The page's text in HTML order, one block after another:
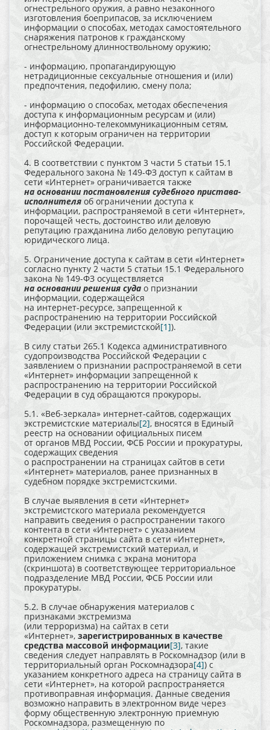
огнестрельного оружия, а равно незаконного
изготовления боеприпасов, за исключением
информации о способах, методах самостоятельного
снаряжения патронов к гражданскому
огнестрельному длинноствольному оружию;
- информацию, пропагандирующую
нетрадиционные сексуальные отношения и (или)
предпочтения, педофилию, смену пола;
- информацию о способах, методах обеспечения
доступа к информационным ресурсам и (или)
информационно-телекоммуникационным сетям,
доступ к которым ограничен на территории
Российской Федерации.
4. В соответствии с пунктом 3 части 5 статьи 15.1
Федерального закона № 149-ФЗ доступ к сайтам в
сети «Интернет» ограничивается также
на основании постановления судебного пристава-
исполнителя об ограничении доступа к
информации, распространяемой в сети «Интернет»,
порочащей честь, достоинство или деловую
репутацию гражданина либо деловую репутацию
юридического лица.
5. Ограничение доступа к сайтам в сети «Интернет»
согласно пункту 2 части 5 статьи 15.1 Федерального
закона № 149-ФЗ осуществляется
на основании решения суда о признании
информации, содержащейся
на интернет-ресурсе, запрещенной к
распространению на территории Российской
Федерации (или экстремистской[1]).
В силу статьи 265.1 Кодекса административного
судопроизводства Российской Федерации с
заявлением о признании распространяемой в сети
«Интернет» информации запрещенной к
распространению на территории Российской
Федерации в суд обращаются прокуроры.
5.1. «Веб-зеркала» интернет-сайтов, содержащих
экстремистские материалы[2], вносятся в Единый
реестр на основании официальных писем
от органов МВД России, ФСБ России и прокуратуры,
содержащих сведения
о распространении на страницах сайтов в сети
«Интернет» материалов, ранее признанных в
судебном порядке экстремистскими.
В случае выявления в сети «Интернет»
экстремистского материала рекомендуется
направить сведения о распространении такого
контента в сети «Интернет» с указанием
конкретной страницы сайта в сети «Интернет»,
содержащей экстремистский материал, и
приложением снимка с экрана монитора
(скриншота) в соответствующее территориальное
подразделение МВД России, ФСБ России или
прокуратуры.
5.2. В случае обнаружения материалов с
признаками экстремизма
(или терроризма) на сайтах в сети
«Интернет», зарегистрированных в качестве
средства массовой информации[3], такие
сведения следует направлять в Роскомнадзор (или в
территориальный орган Роскомнадзора[4]) с
указанием конкретного адреса на страницу сайта в
сети «Интернет», на которой распространяется
противоправная информация. Данные сведения
возможно направить в электронном виде через
форму общественную электронную приемную
Роскомнадзора, размещенную по